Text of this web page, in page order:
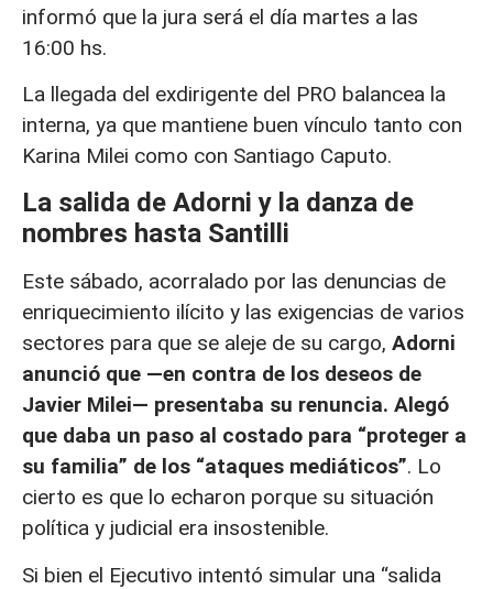
informó que la jura será el día martes a las
16:00 hs.
La llegada del exdirigente del PRO balancea la
interna, ya que mantiene buen vínculo tanto con
Karina Milei como con Santiago Caputo.
La salida de Adorni y la danza de
nombres hasta Santilli
Este sábado, acorralado por las denuncias de
enriquecimiento ilícito y las exigencias de varios
sectores para que se aleje de su cargo, Adorni
anunció que —en contra de los deseos de
Javier Milei— presentaba su renuncia. Alegó
que daba un paso al costado para “proteger a
su familia” de los “ataques mediáticos”. Lo
cierto es que lo echaron porque su situación
política y judicial era insostenible.
Si bien el Ejecutivo intentó simular una “salida